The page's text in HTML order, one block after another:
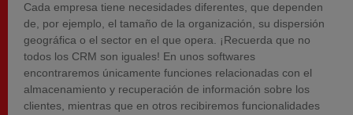
Cada empresa tiene necesidades diferentes, que dependen
de, por ejemplo, el tamaño de la organización, su dispersión
geográfica o el sector en el que opera. ¡Recuerda que no
todos los CRM son iguales! En unos softwares
encontraremos únicamente funciones relacionadas con el
almacenamiento y recuperación de información sobre los
clientes, mientras que en otros recibiremos funcionalidades